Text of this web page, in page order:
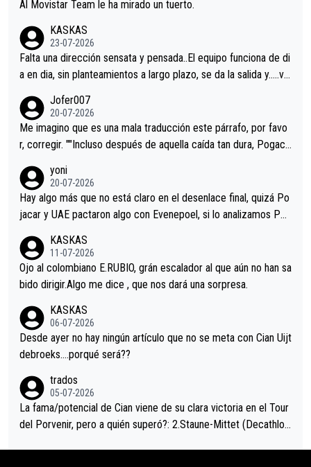
Al Movistar Team le ha mirado un tuerto.
KASKAS
23-07-2026
Falta una dirección sensata y pensada..El equipo funciona de di
a en dia, sin planteamientos a largo plazo, se da la salida y…..ve
Minguez, Velez etc etc.Me da pena vivir estos momentos tan
tristes sin victorias.
Jofer007
20-07-2026
Me imagino que es una mala traducción este párrafo, por favo
r, corregir. ""Incluso después de aquella caída tan dura, Pogaca
permaneció pegado a su rueda. Parecía increíble la forma en l
a que era capaz de controlar el miedo", recordó."
yoni
20-07-2026
Hay algo más que no está claro en el desenlace final, quizá Po
jacar y UAE pactaron algo con Evenepoel, si lo analizamos Poj
i sin pedalear, luego está el saludo con Evenepoel dándose la
mano de una manera muy fraternal, más allá de los típicos toqu
es en el hombro con que saludaba a Vingegard. Ahí hubo una in
eta, a ver si por querer poner a Del Toro con calzador en posi
ción de podio UAE y Pojacar se van complicar el tour.
KASKAS
11-07-2026
Ojo al colombiano E.RUBIO, grán escalador al que aún no han sa
bido dirigir.Algo me dice , que nos dará una sorpresa.
KASKAS
06-07-2026
Desde ayer no hay ningún artículo que no se meta con Cian Uijt
debroeks….porqué será??
trados
05-07-2026
La fama/potencial de Cian viene de su clara victoria en el Tour
del Porvenir, pero a quién superó?: 2.Staune-Mittet (Decathlon,